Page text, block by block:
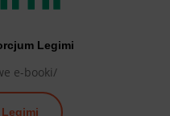
Legimi
e-booki/